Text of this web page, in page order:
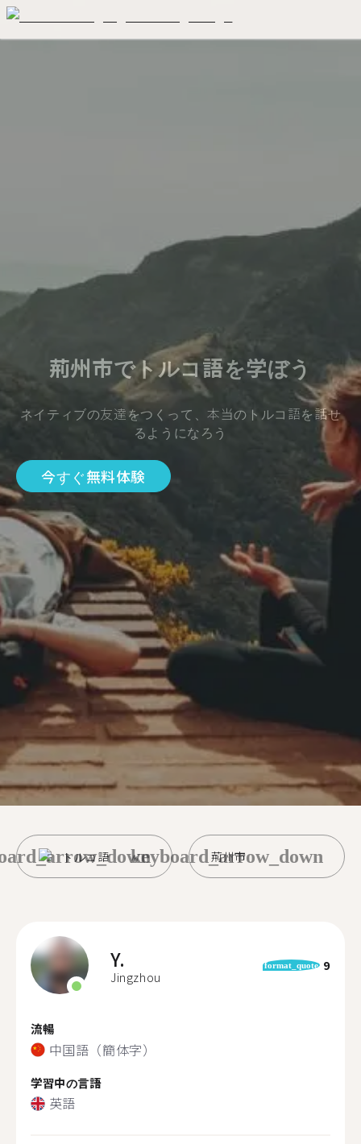
荊州市でトルコ語を学ぼう
ネイティブの友達をつくって、本当のトルコ語を話せ
るようになろう
今すぐ無料体験
トルコ語 荊州市
keyboard_arrow_down
Y.
Jingzhou
format_quote 9
流暢
中国語（簡体字）
学習中の言語
英語